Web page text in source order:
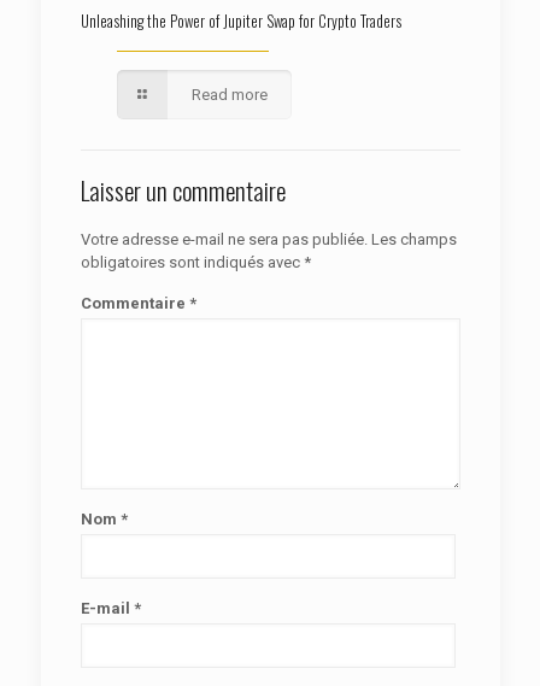
Unleashing the Power of Jupiter Swap for Crypto Traders
Read more
Laisser un commentaire
Votre adresse e-mail ne sera pas publiée. Les champs
obligatoires sont indiqués avec *
Commentaire *
Nom *
E-mail *